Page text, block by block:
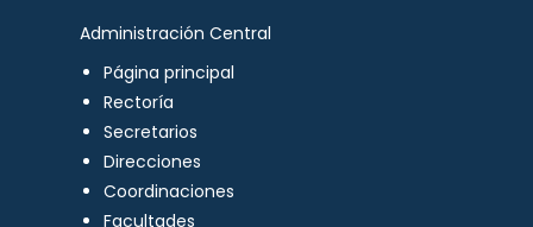
Administración Central
Página principal
Rectoría
Secretarios
Direcciones
Coordinaciones
Facultades